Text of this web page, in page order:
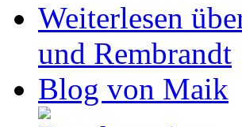
Weiterlesen
und Rembrandt
Blog von Maik